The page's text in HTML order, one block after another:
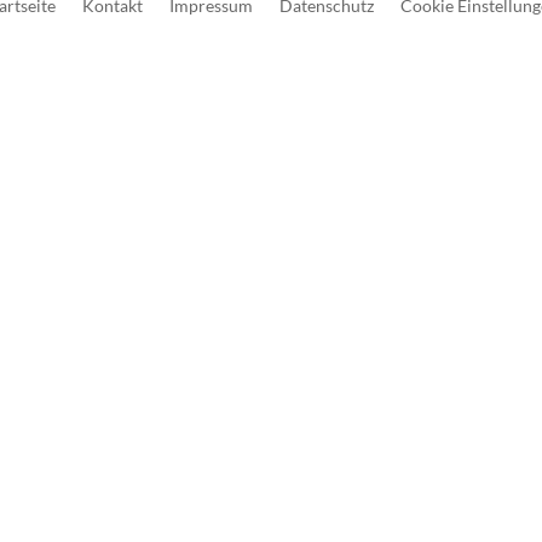
Kontakt Impressum Datenschutz Cookie